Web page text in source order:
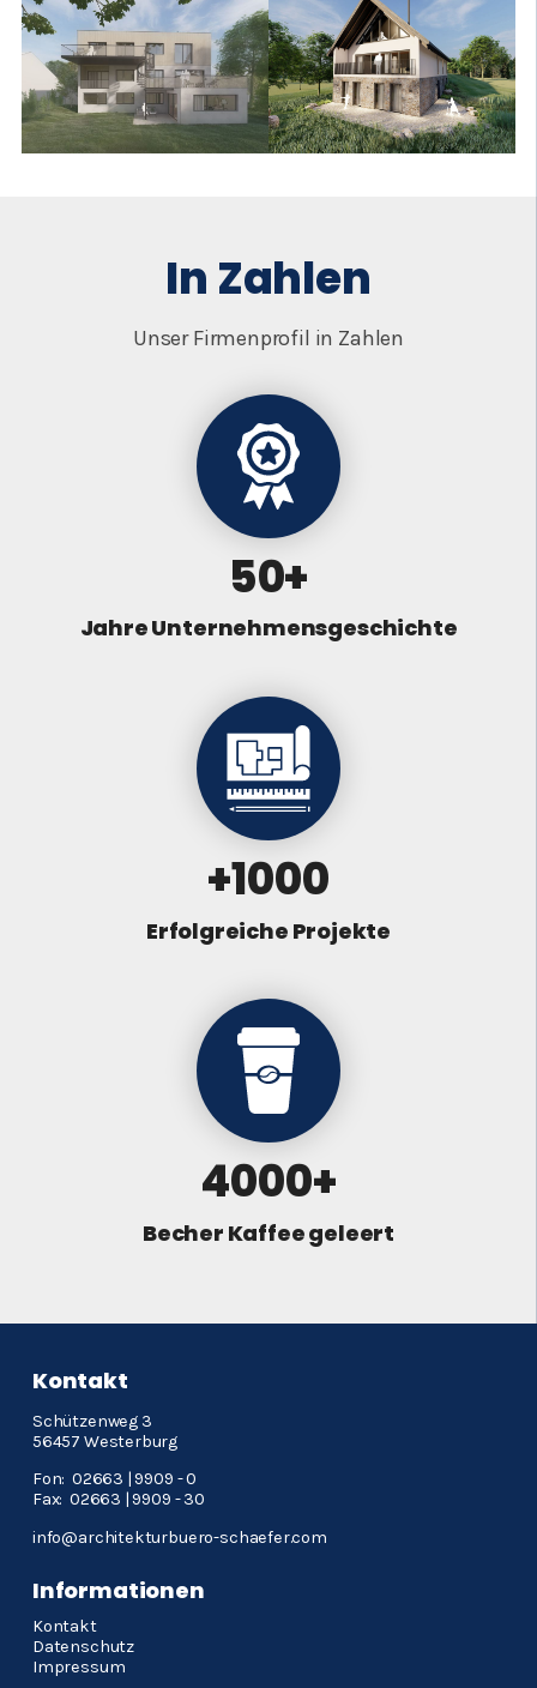
In Zahlen
Unser Firmenprofil in Zahlen
50+
Jahre Unternehmens­geschichte
+1000
Erfolgreiche Projekte
4000+
Becher Kaffee geleert
Kontakt
Schützenweg 3
56457 Westerburg
Fon: 02663 | 9909 - 0
Fax: 02663 | 9909 - 30
info@architekturbuero-schaefer.com
Informationen
Navigation
überspringen
Kontakt
Datenschutz
Impressum